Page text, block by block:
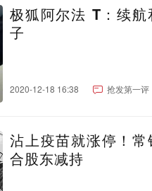
极狐阿尔法 T：续
子
2020-12-18 16:38 抢发第一评
沾上疫苗就涨停！
合股东减持